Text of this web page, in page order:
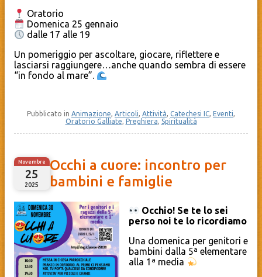
Oratorio
Domenica 25 gennaio
dalle 17 alle 19
Un pomeriggio per ascoltare, giocare, riflettere e
lasciarsi raggiungere…anche quando sembra di essere
“in fondo al mare”.
Pubblicato in Animazione, Articoli, Attività, Catechesi IC, Eventi,
Oratorio Galliate, Preghiera, Spiritualità
Novembre
25
2025
Occhi a cuore: incontro per
bambini e famiglie
Occhio! Se te lo sei
perso noi te lo ricordiamo
Una domenica per genitori e
bambini dalla 5ª elementare
alla 1ª media